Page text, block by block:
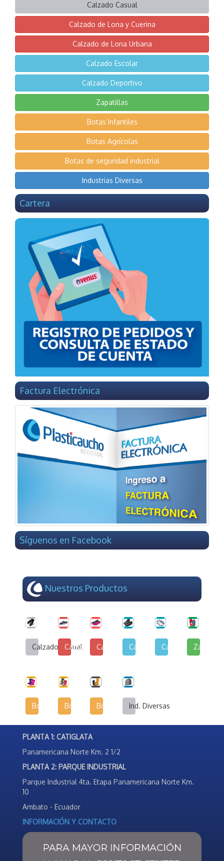
Calzado Casual
Calzado de Lona y Cuerina
Calzado de Lona Urbana
Calzado Escolar
Calzado Deportivo
Zapatillas
Botas Infantiles
Botas Agrícolas
Botas de seguridad industrial
Industrias Diversas
Cartera
Factura Electrónica
Síguenos en Facebook
Nuestros Productos
Calzado CasualCalzado de Lona y Cuerina
Calzado de Lona Urbana
Calzado EscolarCalzado Deportivo
Botas InfantilesBotas AgrícolasBotas de Seguridad Industrial
Ind. Diversas
PLANTA 1: CATIGLATA
Panamericana Norte Km. 2 1/2
PLANTA 2: PARQUE INDUSTRIAL
Parque Industrial 4ta. Etapa Panamericana Norte Km.
10
Ambato - Ecuador
INFORMACIÓN Y CONTACTO